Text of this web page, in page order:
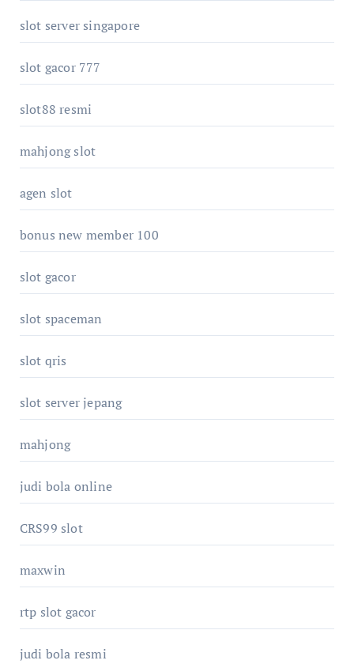
slot server singapore
slot gacor 777
slot88 resmi
mahjong slot
agen slot
bonus new member 100
slot gacor
slot spaceman
slot qris
slot server jepang
mahjong
judi bola online
CRS99 slot
maxwin
rtp slot gacor
judi bola resmi